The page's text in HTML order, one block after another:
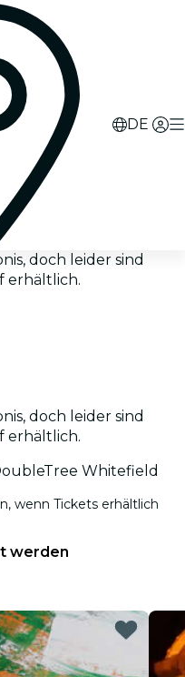
DE
doch leider sind
erhältlich.
doch leider sind
erhältlich.
Whitefield
wenn Tickets erhältlich
werden